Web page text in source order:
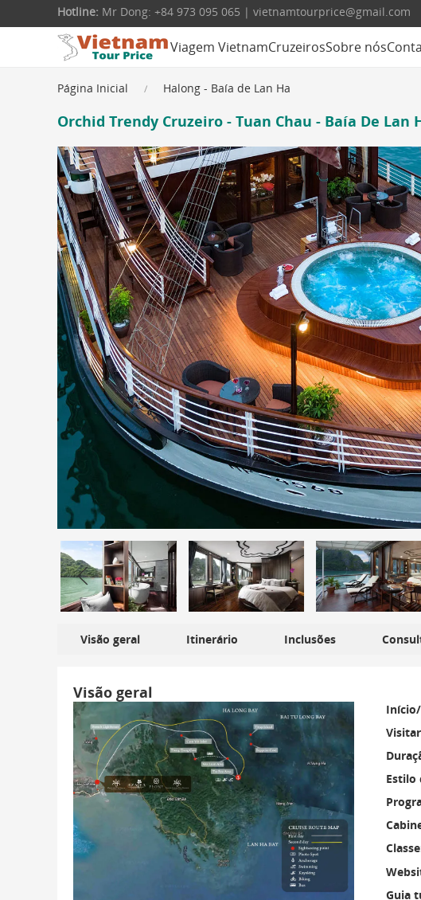
Hotline: Mr Dong: +84 973 095 065 | vietnamtourprice@gmail.com
Viagem VietnamCruzeirosSobre nós
Página Inicial Halong - Baía de Lan Ha
Orchid Trendy Cruzeiro - Tuan Chau - Baía De Lan
Visão geral Itinerário Inclusões
Visão geral
Estilo
Guia